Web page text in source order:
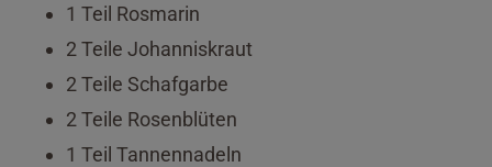
1 Teil Rosmarin
2 Teile Johanniskraut
2 Teile Schafgarbe
2 Teile Rosenblüten
1 Teil Tannennadeln